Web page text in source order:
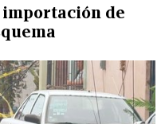
importación de